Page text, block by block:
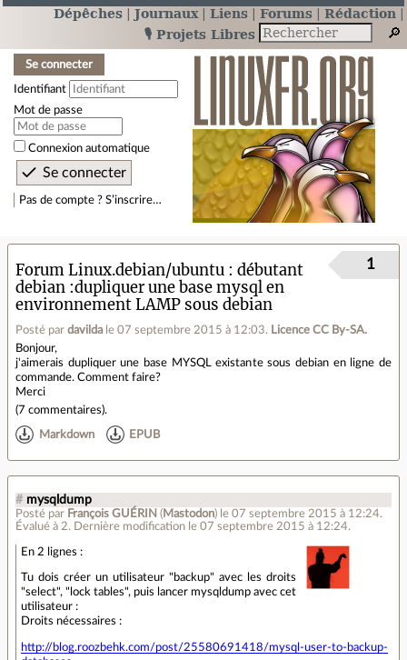
Dépêches Journaux Liens Forums
Rédaction
🎙️ Projets Libres
Se connecter
Identifiant
Mot de passe
Connexion automatique
Pas de compte ? S’inscrire…
Forum Linux.debian/ubuntu
débutant
debian :dupliquer une base mysql en
environnement LAMP sous debian
Posté par davilda le 07 septembre 2015 à 12:03. Licence CC By‑SA.
1
Bonjour,
j'aimerais dupliquer une base MYSQL existante sous debian en ligne de
commande. Comment faire?
Merci
(7 commentaires).
Markdown EPUB
# mysqldump
Posté par François GUÉRIN ( Mastodon) le 07 septembre 2015 à 12:24.
Évalué à 2. Dernière modification le 07 septembre 2015 à 12:24.
En 2 lignes :
Tu dois créer un utilisateur "backup" avec les droits
"select", "lock tables", puis lancer mysqldump avec cet
utilisateur :
Droits nécessaires :
http://blog.roozbehk.com/post/25580691418/mysql-user-to-backup-